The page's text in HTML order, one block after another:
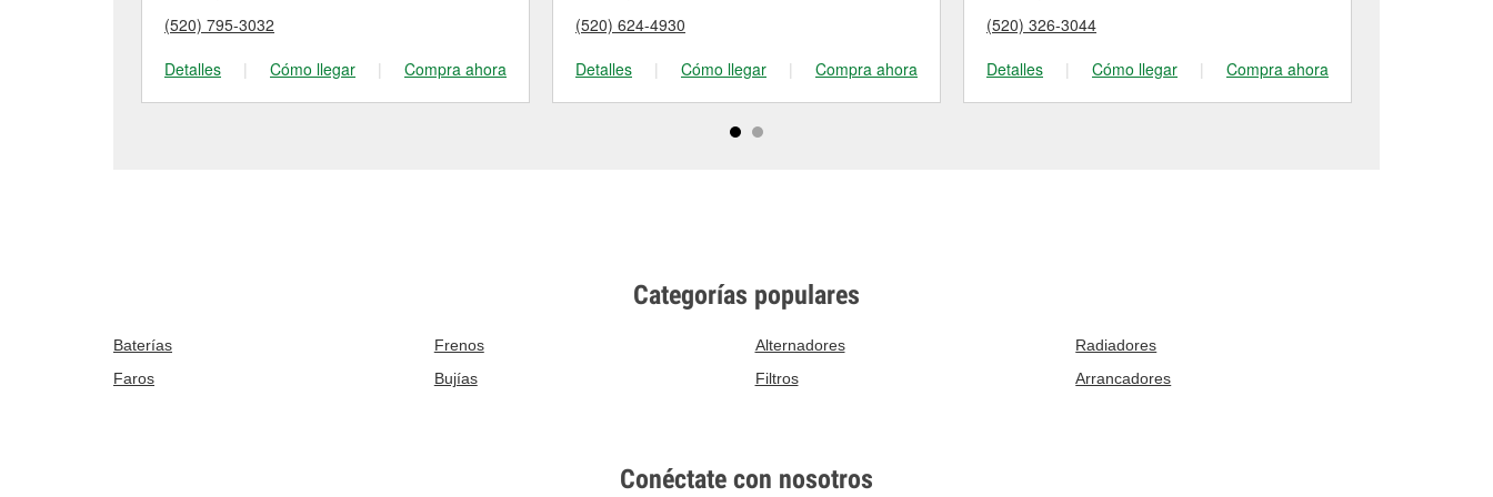
(520) 795-3032
Detalles
| Cómo llegar | Compra ahora
(520) 624-4930
Detalles
| Cómo llegar | Compra ahora
(520) 326-3044
Detalles
| Cómo llegar | Compra ahora
Categorías populares
Baterías Frenos Alternadores
Radiadores
Faros
Bujías Filtros Arrancadores
Conéctate con nosotros